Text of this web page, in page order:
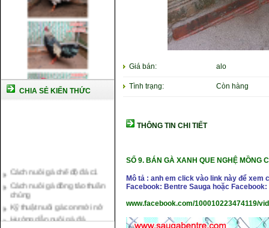
CHIA SẺ KIẾN THỨC
Cách nuôi gà đông tảo thuần
chủng
Kỹ thuật nuôi gà con mới nở
Hướng dẫn nuôi gà đá
Tại sao bạn cần biết cách nuôi
Giá bán: alo
Tình trạng: Còn hàng
THÔNG TIN CHI TIẾT
SỐ 9.BÁN GÀ XANH QUE NGHỆ MỒNG
Mô tả : anh em click vào link này để
Facebook: Bentre Sauga hoặc Facebook:
www.facebook.com/100010223474119/